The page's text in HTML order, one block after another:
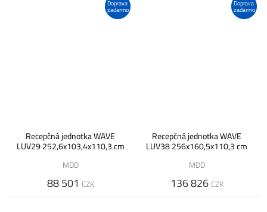
Doprava
zadarmo
Recepčná jednotka WAVE
LUV29 252,6x103,4x110,3 cm
MDD
88 501 CZK
Doprava
zadarmo
Recepčná jednotka WAVE
LUV38 256x160,5x110,3 cm
MDD
136 826 CZK